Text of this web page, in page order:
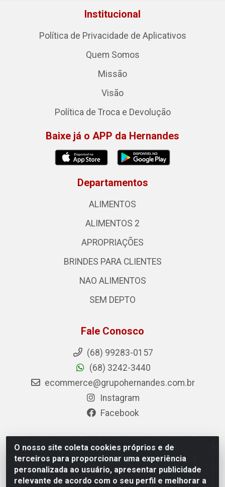
O nosso site coleta cookies próprios e de
terceiros para proporcionar uma experiência
personalizada ao usuário, apresentar publicidade
relevante de acordo com o seu perfil e melhorar a
Institucional
Política de Privacidade de Aplicativos
Quem Somos
Missão
Visão
Política de Troca e Devolução
Baixe já o APP da Hernandes
Departamentos
ALIMENTOS
ALIMENTOS 2
APROPRIAÇÕES
BRINDES PARA CLIENTES
NAO ALIMENTOS
SEM DEPTO
Fale Conosco
(68) 99283-0157
(68) 3242-3440
ecommerce@grupohernandes.com.br
Instagram
Facebook
Hernandes - Atacado e Distribuições - Rodovia
Transacreana, 2155 - Floresta Sul, Rio Branco/AC - CEP
69.912-290 - CNPJ 12.996.556/0001-69